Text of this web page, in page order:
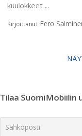
kuulokkeet ...
Kirjoittanut Eero
Tilaa SuomiMobiilin